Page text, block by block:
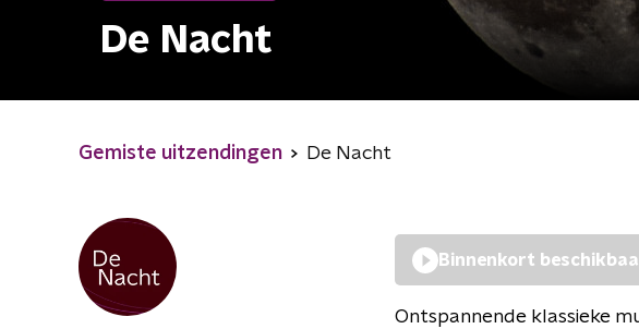
De Nacht
Gemiste uitzendingen De Nacht
Binnenkort
Ontspannende klassieke